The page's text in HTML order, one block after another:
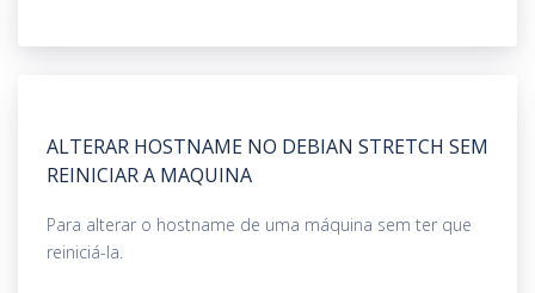
ALTERAR HOSTNAME NO DEBIAN STRETCH SEM
REINICIAR A MAQUINA
Para alterar o hostname de uma máquina sem ter que
reiniciá-la.